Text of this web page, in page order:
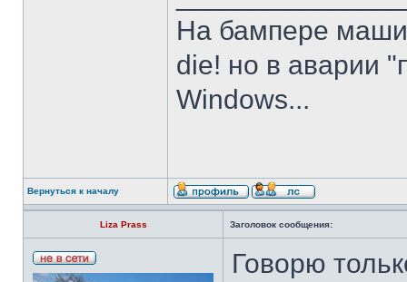
На бампере
die! но в аварии
Windows...
Вернуться к началу
Liza Prass Заголовок сообщения:
Говорю